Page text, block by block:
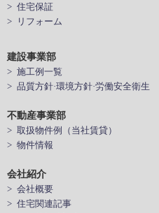
> 住宅保証
> リフォーム
建設事業部
> 施工例一覧
> 品質方針·環境方針·労働安全衛生
不動産事業部
> 取扱物件例（当社賃貸）
> 物件情報
会社紹介
> 会社概要
> 住宅関連記事